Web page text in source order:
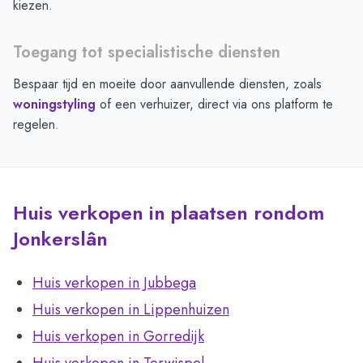
kiezen.
Toegang tot specialistische diensten
Bespaar tijd en moeite door aanvullende diensten, zoals
woningstyling of een verhuizer, direct via ons platform te
regelen.
Huis verkopen in plaatsen rondom
Jonkerslân
Huis verkopen in Jubbega
Huis verkopen in Lippenhuizen
Huis verkopen in Gorredijk